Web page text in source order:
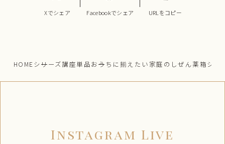
Xでシェア Facebookでシェア URLをコピー
HOMEシリーズ講座単品おうちに揃えたい家庭のしぜん薬箱シ
Instagram Live